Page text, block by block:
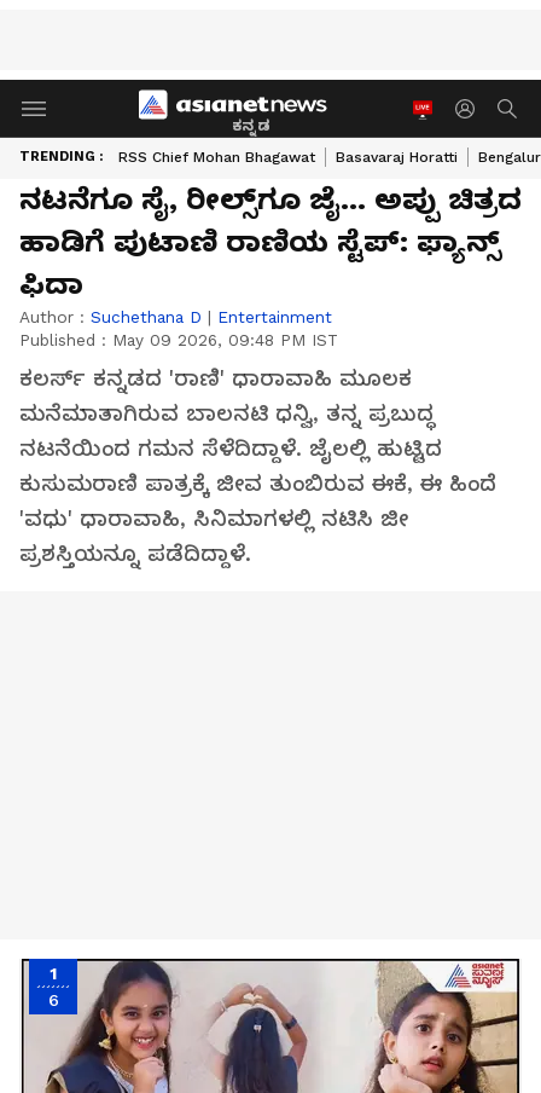
ಕನ್ನಡ
TRENDING : RSS Chief Mohan Bhagawat Basavaraj Horatti
ನಟನೆಗೂ ಸೈ, ರೀಲ್ಸ್​ಗೂ ಜೈ... ಅಪ್ಪು ಚಿತ್ರದ
ಹಾಡಿಗೆ ಪುಟಾಣಿ ರಾಣಿಯ ಸ್ಟೆಪ್​: ಫ್ಯಾನ್ಸ್​
ಫಿದಾ
Author : Suchethana D | Entertainment
Published : May 09 2026, 09:48 PM IST
ಕಲರ್ಸ್ ಕನ್ನಡದ 'ರಾಣಿ' ಧಾರಾವಾಹಿ ಮೂಲಕ
ಮನೆಮಾತಾಗಿರುವ ಬಾಲನಟಿ ಧನ್ವಿ, ತನ್ನ ಪ್ರಬುದ್ಧ
ನಟನೆಯಿಂದ ಗಮನ ಸೆಳೆದಿದ್ದಾಳೆ. ಜೈಲಲ್ಲಿ ಹುಟ್ಟಿದ
ಕುಸುಮರಾಣಿ ಪಾತ್ರಕ್ಕೆ ಜೀವ ತುಂಬಿರುವ ಈಕೆ, ಈ ಹಿಂದೆ
'ವಧು' ಧಾರಾವಾಹಿ, ಸಿನಿಮಾಗಳಲ್ಲಿ ನಟಿಸಿ ಜೀ
ಪ್ರಶಸ್ತಿಯನ್ನೂ ಪಡೆದಿದ್ದಾಳೆ.
1
6